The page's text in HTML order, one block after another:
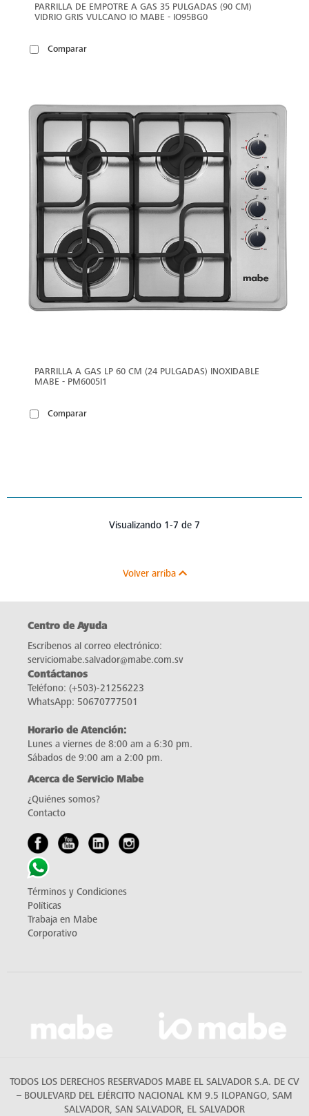
PARRILLA DE EMPOTRE A GAS 35 PULGADAS (90 CM)
VIDRIO GRIS VULCANO IO MABE - IO95BG0
Comparar
PARRILLA A GAS LP 60 CM (24 PULGADAS) INOXIDABLE
MABE - PM6005I1
Comparar
Visualizando 1-7 de 7
Volver arriba
Centro de Ayuda
Escríbenos al correo electrónico:
serviciomabe.salvador@mabe.com.sv
Contáctanos
Teléfono: (+503)-21256223
WhatsApp: 50670777501
Horario de Atención:
Lunes a viernes de 8:00 am a 6:30 pm.
Sábados de 9:00 am a 2:00 pm.
Acerca de Servicio Mabe
¿Quiénes somos?
Contacto
Términos y Condiciones
Políticas
Trabaja en Mabe
Corporativo
TODOS LOS DERECHOS RESERVADOS MABE EL SALVADOR S.A. DE CV
– BOULEVARD DEL EJÉRCITO NACIONAL KM 9.5 ILOPANGO, SAM
SALVADOR, SAN SALVADOR, EL SALVADOR